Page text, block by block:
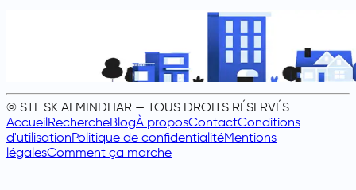
© STE SK ALMINDHAR — TOUS DROITS RÉSERVÉS
AccueilRechercheBlogÀ proposContactConditions
d'utilisationPolitique de confidentialitéMentions
légalesComment ça marche